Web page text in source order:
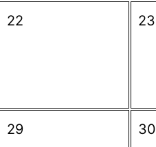
22 23
29 30